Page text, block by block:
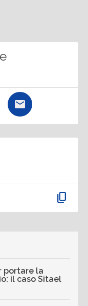
content_copy
portare la
il caso Sitael